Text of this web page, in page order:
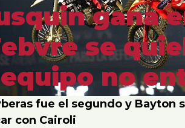
gana
se
no
fue el segundo y Bayton
con Cairoli